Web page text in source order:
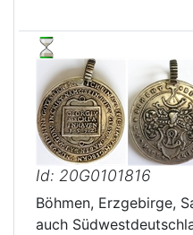
Id: 20G0101816
Böhmen, Erzgebirge,
auch